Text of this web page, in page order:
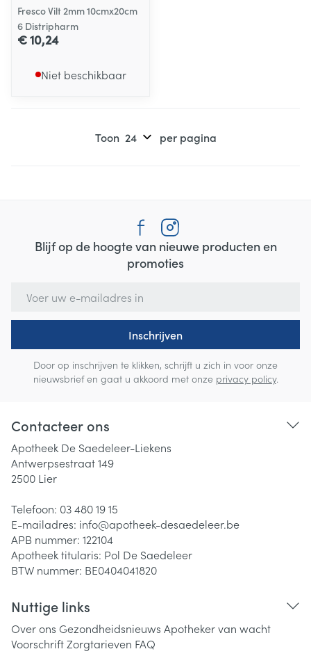
Fresco Vilt 2mm 10cmx20cm
6 Distripharm
€ 10,24
Niet beschikbaar
Toon per pagina
Blijf op de hoogte van nieuwe producten en
promoties
Inschrijven
Door op inschrijven te klikken, schrijft u zich in voor onze
nieuwsbrief en gaat u akkoord met onze privacy policy.
Contacteer ons
Apotheek De Saedeleer-Liekens
Antwerpsestraat 149
2500 Lier
Telefoon: 03 480 19 15
E-mailadres: info@apotheek-desaedeleer.be
APB nummer: 122104
Apotheek titularis: Pol De Saedeleer
BTW nummer: BE0404041820
Nuttige links
Over ons Gezondheidsnieuws Apotheker van wacht
VoorschriftZorgtarieven FAQ